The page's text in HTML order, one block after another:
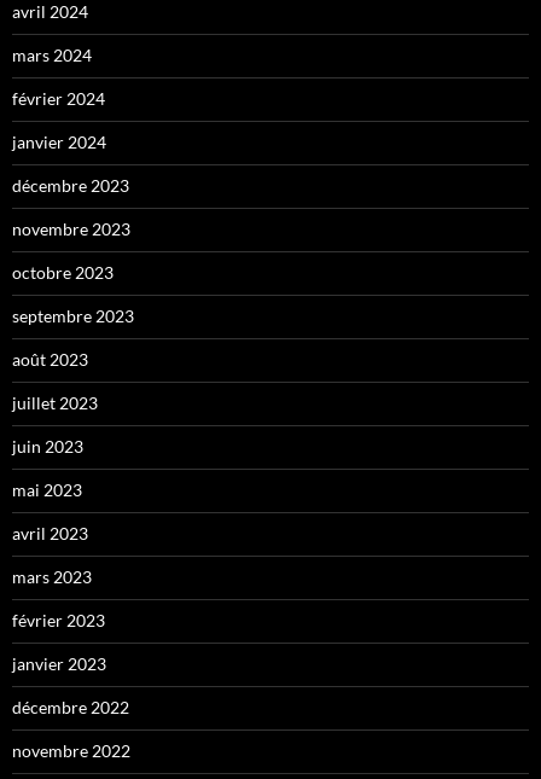
avril 2024
mars 2024
février 2024
janvier 2024
décembre 2023
novembre 2023
octobre 2023
septembre 2023
août 2023
juillet 2023
juin 2023
mai 2023
avril 2023
mars 2023
février 2023
janvier 2023
décembre 2022
novembre 2022